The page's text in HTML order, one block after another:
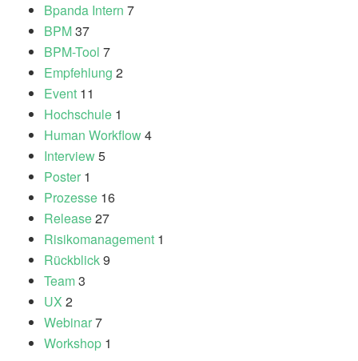
Bpanda Intern 7
BPM37
BPM-Tool 7
Empfehlung 2
Event 11
Hochschule 1
Human Workflow4
Interview5
Poster 1
Prozesse 16
Release27
Risikomanagement 1
Rückblick9
Team3
UX 2
Webinar7
Workshop 1